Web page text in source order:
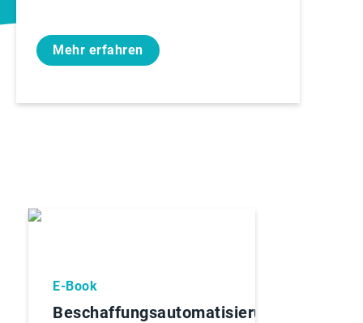
Mehr erfahren
E-Book
Beschaffungsautomatisierung